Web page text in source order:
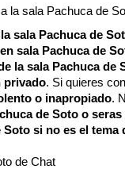
la sala Pachuca de
sala Pachuca de
sala Pachuca de
la sala Pachuca de
privado. Si quieres
o inapropiado.
de Soto o
si no es el tema
de Chat